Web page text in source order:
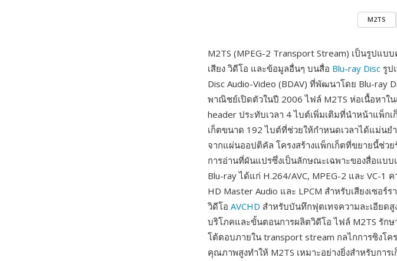
M2TS
M2TS (MPEG-2 Transport Stream) เป็นรูปแ
เสียง วิดีโอ และข้อมูลอื่นๆ บนสื่อ Blu-ray Disc รูป
Disc Audio-Video (BDAV) ที่พัฒนาโดย Blu-ray
พาณิชย์เปิดตัวในปี 2006 ไฟล์ M2TS ห่อเนื้อหาใ
header ประทับเวลา 4 ไบต์เพิ่มเติมที่นำหน้าแพ็
เก็ตขนาด 192 ไบต์ที่ช่วยให้กำหนดเวลาได้แม่น
จากแผ่นออปติคัล โครงสร้างแพ็กเก็ตที่ขยายนี้ช่ว
การอ่านที่ผันแปรซึ่งเป็นลักษณะเฉพาะของสื่อแบ
Blu-ray ได้แก่ H.264/AVC, MPEG-2 และ VC-1
HD Master Audio และ LPCM สำหรับเสียงเซอ
วิดีโอ AVCHD สำหรับบันทึกฟุตเทจความละเอียด
บริโภคและขั้นตอนการผลิตวิดีโอ ไฟล์ M2TS รัก
โต้ตอบภายใน transport stream กลไกการซิงโ
คุณภาพสูงทำให้ M2TS เหมาะอย่างยิ่งสำหรับการ